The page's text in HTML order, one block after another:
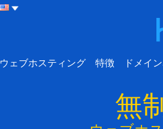
ウェブホスティング 特徴 ドメイ
無